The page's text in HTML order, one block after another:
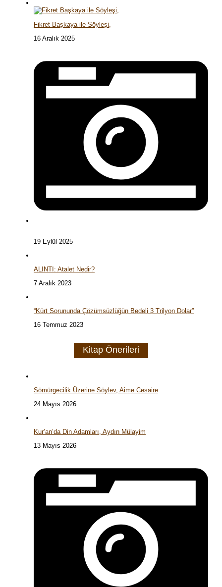
Fikret Başkaya ile Söyleşi,
16 Aralık 2025
19 Eylül 2025
ALINTI: Atalet Nedir?
7 Aralık 2023
“Kürt Sorununda Çözümsüzlüğün Bedeli 3 Trilyon Dolar”
16 Temmuz 2023
Kitap Önerileri
Sömürgecilik Üzerine Söylev, Aime Cesaire
24 Mayıs 2026
Kur’an’da Din Adamları, Aydın Mülayim
13 Mayıs 2026